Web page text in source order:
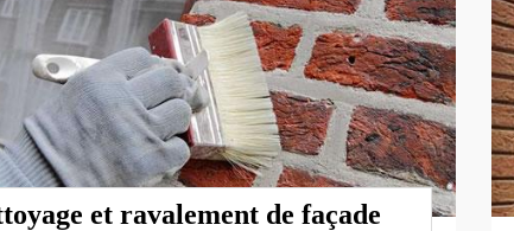
et ravalement de façade